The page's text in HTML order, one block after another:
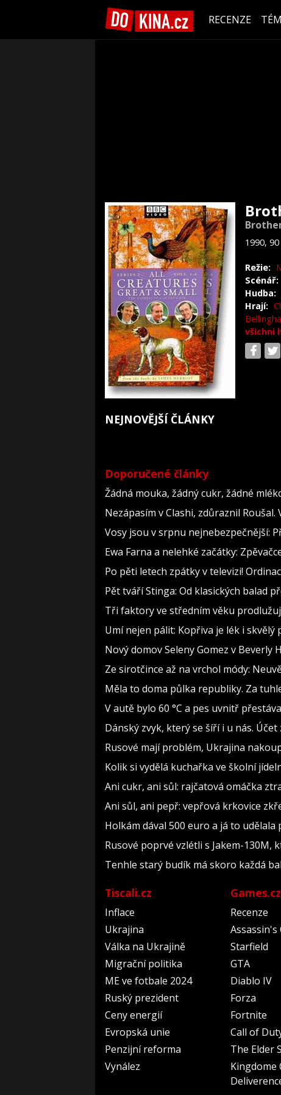
RECENZE
1990,
Režie:
Scénář:
Hudba:
Hrají:
všichni
NEJNOVĚJŠÍ ČLÁNKY
Doporučené články
Žádná mouka, žádný cukr, žádné
Nezápasím v Clashi, zdůraznil Roušal.
Vosy jsou v srpnu nejnebezpečnější:
Ewa Farna a nelehké začátky:
Po pěti letech zpátky v televizi!
Pět tváří Stinga: Od klasických balad
Tři faktory ve středním věku
Umí nejen pálit: Kopřiva je lék i
Nový domov Seleny Gomez v
Ze sirotčince až na vrchol módy:
Měla to doma půlka republiky. Za
V autě bylo 60 °C a pes uvnitř
Dánský zvyk, který se šíří i u nás.
Rusové mají problém, Ukrajina
Kolik si vydělá kuchařka ve školní
Ani cukr, ani sůl: rajčatová omáčka
Ani sůl, ani pepř: vepřová krkovice
Holkám dával 500 euro a já to
Rusové poprvé vzlétli s Jakem-130M,
Tenhle starý budík má skoro každá
Tiscali.cz
Inflace
Ukrajina
Válka na Ukrajině
Migrační politika
ME ve fotbale 2024
Ruský prezident
Ceny energií
Evropská unie
Penzijní reforma
Vynález
Games.cz
Recenze
Assassin's
Starfield
GTA
Diablo IV
Forza
Fortnite
Call of
The Elder
Kingdome